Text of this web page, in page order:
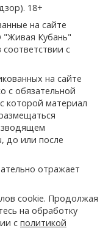
18+
на сайте
Кубань"
с
на сайте
с обязательной
которой материал
до или после
отражает
cookie. Продолжая
на обработку
с политикой